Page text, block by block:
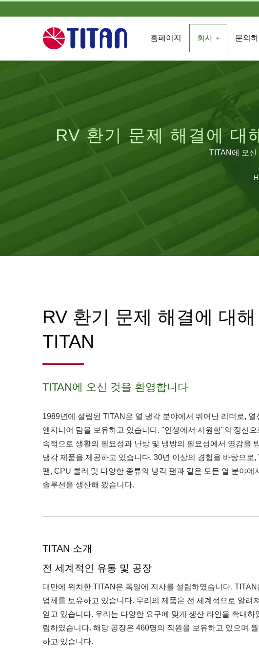
홈페이지 회사 문의하
RV 환기 문제 해결에 대
공
TITAN에 오
RV 환기 문제 해결에 대해
TITAN
TITAN에 오신 것을 환영합니다
1989년에 설립된 TITAN은 열 냉각 분야에서 뛰어난 리더로, 열
엔지니어 팀을 보유하고 있습니다. "인생에서 시원함"의 정신으
속적으로 생활의 필요성과 난방 및 냉방의 필요성에서 영감을
냉각 제품을 제공하고 있습니다. 30년 이상의 경험을 바탕으로,
팬, CPU 쿨러 및 다양한 종류의 냉각 팬과 같은 모든 열 분야에
솔루션을 생산해 왔습니다.
TITAN 소개
전 세계적인 유통 및 공장
대만에 위치한 TITAN은 독일에 지사를 설립하였습니다.
업체를 보유하고 있습니다. 우리의 제품은 전 세계적으로 알려
얻고 있습니다. 우리는 다양한 요구에 맞게 생산 라인을 확대하
립하였습니다. 해당 공장은 460명의 직원을 보유하고 있으며
하고 있습니다.